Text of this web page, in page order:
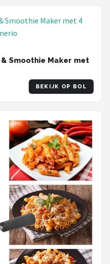
Smoothie Maker met
BEKIJK OP BOL